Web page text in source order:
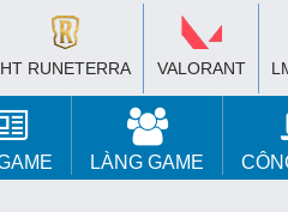
HT RUNETERRA VALORANT
LÀNG GAME